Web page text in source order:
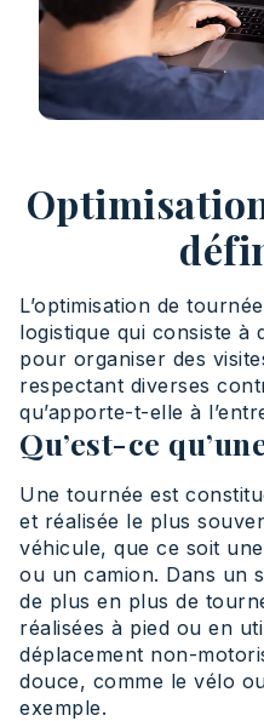
L’optimisation de
logistique qui consiste à
pour organiser des
respectant diverses
qu’apporte-t-elle à
Qu’est-ce
Une tournée est
et réalisée le plus
véhicule, que ce soit
ou un camion. Dans un
de plus en plus de
réalisées à pied ou en
déplacement non-
douce, comme le vélo
exemple.